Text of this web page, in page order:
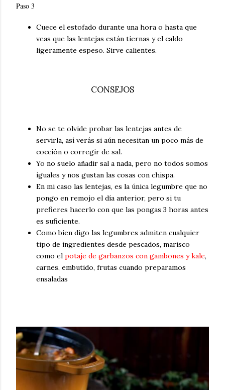
Paso 3
Cuece el estofado durante una hora o hasta que
veas que las lentejas están tiernas y el caldo
ligeramente espeso. Sirve calientes.
CONSEJOS
No se te olvide probar las lentejas antes de
servirla, así verás si aún necesitan un poco más de
cocción o corregir de sal.
Yo no suelo añadir sal a nada, pero no todos somos
iguales y nos gustan las cosas con chispa.
En mi caso las lentejas, es la única legumbre que no
pongo en remojo el día anterior, pero si tu
prefieres hacerlo con que las pongas 3 horas antes
es suficiente.
Como bien digo las legumbres admiten cualquier
tipo de ingredientes desde pescados, marisco
como el potaje de garbanzos con gambones y kale,
carnes, embutido, frutas cuando preparamos
ensaladas